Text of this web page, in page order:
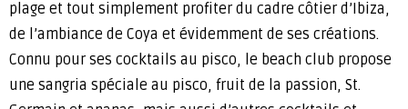
plage et tout simplement profiter du cadre côtier d’Ibiza,
de l’ambiance de Coya et évidemment de ses créations.
Connu pour ses cocktails au pisco, le beach club propose
une sangria spéciale au pisco, fruit de la passion, St.